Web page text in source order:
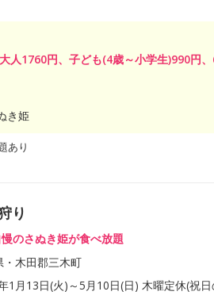
人1760円、子ども(4歳～小学生)990円
き姫
あり
り
のさぬき姫が食べ放題
・木田郡三木町
1月13日(火)～5月10日(日) 木曜定休(祝